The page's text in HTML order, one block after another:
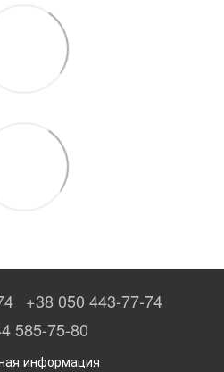
+38 050 443-77-74
585-75-80
информация